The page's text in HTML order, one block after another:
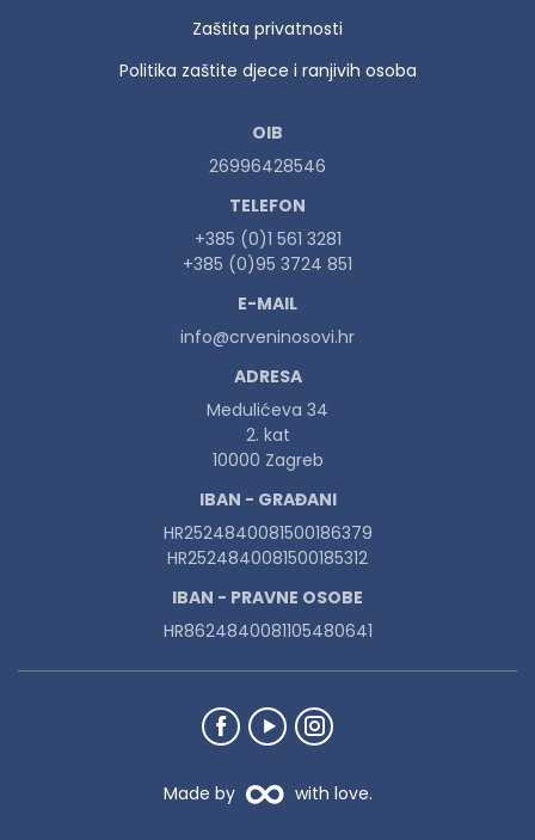
Zaštita privatnosti
Politika zaštite djece i ranjivih osoba
OIB
26996428546
TELEFON
+385 (0)1 561 3281
+385 (0)95 3724 851
E-MAIL
info@crveninosovi.hr
ADRESA
Medulićeva 34
2. kat
10000 Zagreb
IBAN - GRAĐANI
HR2524840081500186379
HR2524840081500185312
IBAN - PRAVNE OSOBE
HR8624840081105480641
Made by with love.